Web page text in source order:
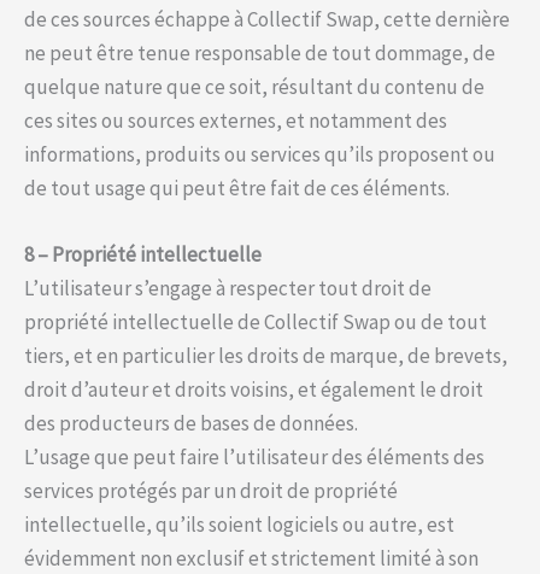
de ces sources échappe à Collectif Swap, cette dernière
ne peut être tenue responsable de tout dommage, de
quelque nature que ce soit, résultant du contenu de
ces sites ou sources externes, et notamment des
informations, produits ou services qu’ils proposent ou
de tout usage qui peut être fait de ces éléments.
8 – Propriété intellectuelle
L’utilisateur s’engage à respecter tout droit de
propriété intellectuelle de Collectif Swap ou de tout
tiers, et en particulier les droits de marque, de brevets,
droit d’auteur et droits voisins, et également le droit
des producteurs de bases de données.
L’usage que peut faire l’utilisateur des éléments des
services protégés par un droit de propriété
intellectuelle, qu’ils soient logiciels ou autre, est
évidemment non exclusif et strictement limité à son